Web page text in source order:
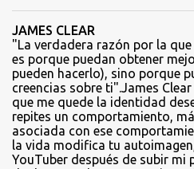
JAMES CLEAR
"La verdadera razón por la
es porque puedan obtener
pueden hacerlo), sino porque
creencias sobre ti".James
que me quede la identidad
repites un comportamiento,
asociada con ese
la vida modifica tu
YouTuber después de subir mi